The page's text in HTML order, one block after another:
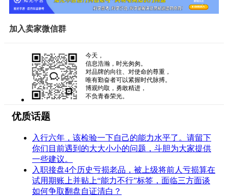
加入卖家微信群
今天，
信息浩瀚，时光匆匆。
对品牌的向往、对使命的尊重，
唯有勤奋者可以紧握时代脉搏。
博观约取，勇敢精进，
不负青春荣光。
优质话题
入行六年，该检验一下自己的能力水平了。请留下
你们目前遇到的大大小小的问题，斗胆为大家提供
一些建议。
入职接盘4个历史亏损老品，被上级将前人亏损算在
试用期账上并贴上“能力不行”标签，面临三方面谈
如何争取翻盘自证清白？